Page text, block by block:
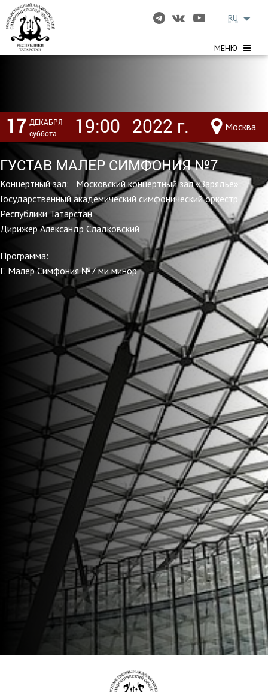
МЕНЮ
RU
17 ДЕКАБРЯ
суббота
19:00 2022 г. Москва
ГУСТАВ МАЛЕР СИМФОНИЯ №7
Концертный зал: Московский концертный зал «Зарядье»
Государственный академический симфонический оркестр
Республики Татарстан
ДирижерАлександр Сладковский
Программа:
Г. Малер Симфония №7 ми минор